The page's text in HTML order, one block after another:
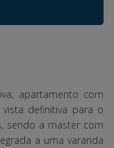
apartamento com
definitiva para o
sendo a master com
a uma varanda